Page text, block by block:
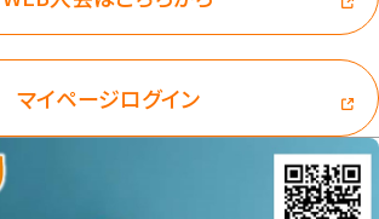
マイページログイン